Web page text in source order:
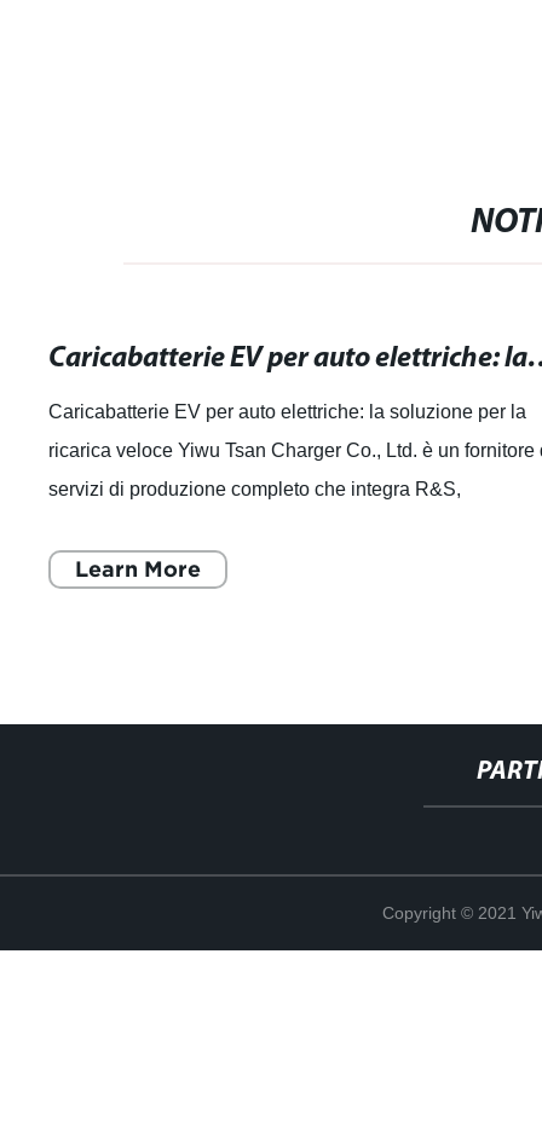
Caricabatterie EV
Caricabatterie EV per auto elettriche: la soluzione per la
ricarica veloce Yiwu Tsan Charger Co., Ltd. è un fornitore
servizi di produzione completo che integra R&S,
Learn More
Copyright © 2021